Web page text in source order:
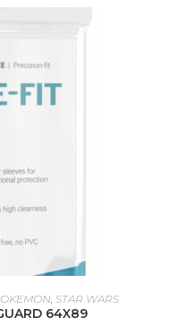
, STAR WARS
64X89